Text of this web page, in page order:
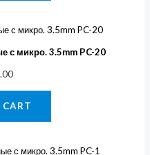
с микро. 3.5mm PC-20